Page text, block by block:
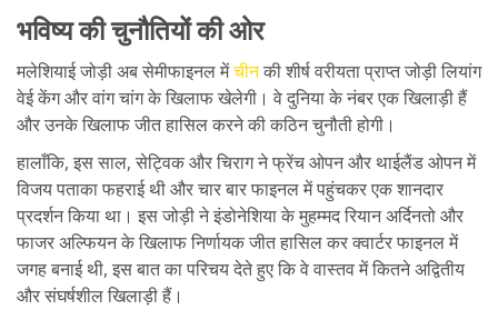
भविष्य की चुनौतियों की ओर
मलेशियाई जोड़ी अब सेमीफाइनल मेंचीनकी शीर्ष वरीयता प्राप्त जोड़ी लियांग
वेई केंग और वांग चांग के खिलाफ खेलेगी। वे दुनिया के नंबर एक खिलाड़ी हैं
और उनके खिलाफ जीत हासिल करने की कठिन चुनौती होगी।
हालाँकि, इस साल, सेट्विक और चिराग ने फ्रेंच ओपन और थाईलैंड ओपन में
विजय पताका फहराई थी और चार बार फाइनल में पहुंचकर एक शानदार
प्रदर्शन किया था। इस जोड़ी ने इंडोनेशिया के मुहम्मद रियान अर्दिनतो और
फाजर अल्फियन के खिलाफ निर्णायक जीत हासिल कर क्वार्टर फाइनल में
जगह बनाई थी, इस बात का परिचय देते हुए कि वे वास्तव में कितने अद्वितीय
और संघर्षशील खिलाड़ी हैं।